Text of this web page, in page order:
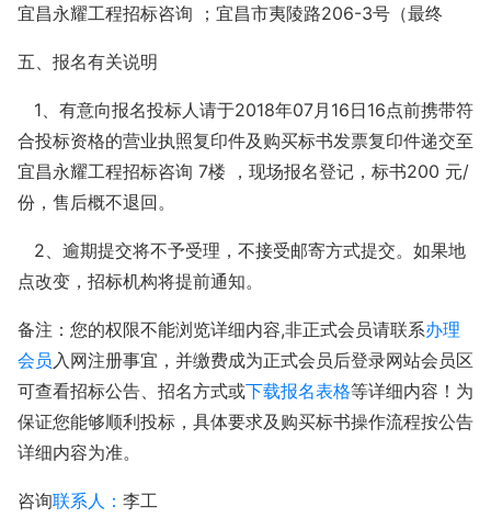
宜昌永耀工程招标咨询 ；宜昌市夷陵路206-3号（最终
五、报名有关说明
1、有意向报名投标人请于2018年07月16日16点前携带符
合投标资格的营业执照复印件及购买标书发票复印件递交至
宜昌永耀工程招标咨询 7楼 ，现场报名登记，标书200 元/
份，售后概不退回。
2、逾期提交将不予受理，不接受邮寄方式提交。如果地
点改变，招标机构将提前通知。
备注：您的权限不能浏览详细内容,非正式会员请联系办理
会员 入网注册事宜，并缴费成为正式会员后登录网站会员区
可查看招标公告、招名方式或下载报名表格等详细内容！为
保证您能够顺利投标，具体要求及购买标书操作流程按公告
详细内容为准。
咨询联系人： 李工